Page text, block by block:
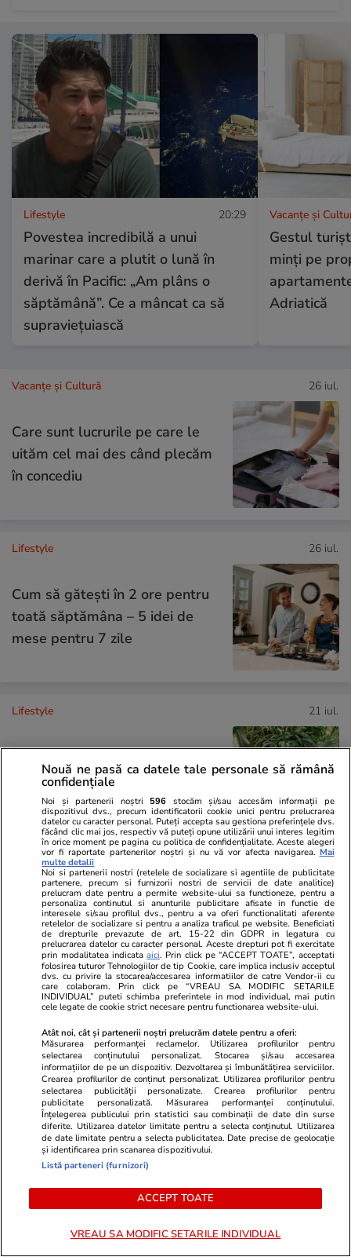
Lifestyle 20:29
Povestea incredibilă a unui
marinar care a plutit o lună în
derivă în Pacific: „Am plâns o
săptămână”. Ce a mâncat ca să
supraviețuiască
Vacanțe și
Gestul
minți pe
Adriatică
Vacanțe și Cultură 26 iul.
Care sunt lucrurile pe care le
uităm cel mai des când plecăm
în concediu
Lifestyle 26 iul.
Cum să gătești în 2 ore pentru
toată săptămâna – 5 idei de
mese pentru 7 zile
Lifestyle 21 iul.
caniculă: când, cât şi cum udăm
plantele
Lifestyle 15 iul.
Combinaţii răcoritoare de apă
cu fructe şi plante aromatice
pentru vară
Știri România
Atenție la SMS-urile cu taxe de
parcare false: noua fraudă
folosește frica de penalități ca
să-ți fure datele
Cernavodă, oprit din lipsă de
Nouă ne pasă ca datele tale personale să rămână
confidențiale
Noi și partenerii noștri 596 stocăm și/sau accesăm informații pe
dispozitivul dvs., precum identificatorii cookie unici pentru prelucrarea
datelor cu caracter personal. Puteți accepta sau gestiona preferințele dvs.
făcând clic mai jos, respectiv vă puteți opune utilizării unui interes legitim
în orice moment pe pagina cu politica de confidențialitate. Aceste alegeri
vor fi raportate partenerilor noștri și nu vă vor afecta navigarea. Mai
multe detalii
Noi si partenerii nostri (retelele de socializare si agentiile de publicitate
partenere, precum si furnizorii nostri de servicii de date analitice)
prelucram date pentru a permite website-ului sa functioneze, pentru a
personaliza continutul si anunturile publicitare afisate in functie de
interesele si/sau profilul dvs., pentru a va oferi functionalitati aferente
retelelor de socializare si pentru a analiza traficul pe website. Beneficiati
de drepturile prevazute de art. 15-22 din GDPR in legatura cu
prelucrarea datelor cu caracter personal. Aceste drepturi pot fi exercitate
prin modalitatea indicataaici. Prin click pe “ACCEPT TOATE”, acceptati
folosirea tuturor Tehnologiilor de tip Cookie, care implica inclusiv acceptul
dvs. cu privire la stocarea/accesarea informatiilor de catre Vendor-ii cu
care colaboram. Prin click pe “VREAU SA MODIFIC SETARILE
INDIVIDUAL” puteti schimba preferintele in mod individual, mai putin
cele legate de cookie strict necesare pentru functionarea website-ului.
Atât noi, cât și partenerii noștri prelucrăm datele pentru a oferi:
Măsurarea performanței reclamelor. Utilizarea profilurilor pentru
selectarea conținutului personalizat. Stocarea și/sau accesarea
informațiilor de pe un dispozitiv. Dezvoltarea și îmbunătățirea serviciilor.
Crearea profilurilor de conținut personalizat. Utilizarea profilurilor pentru
selectarea publicității personalizate. Crearea profilurilor pentru
publicitate personalizată. Măsurarea performanței conținutului.
Înțelegerea publicului prin statistici sau combinații de date din surse
diferite. Utilizarea datelor limitate pentru a selecta conținutul. Utilizarea
de date limitate pentru a selecta publicitatea. Date precise de geolocație
și identificarea prin scanarea dispozitivului.
Listă parteneri (furnizori)
ACCEPT TOATE
VREAU SA MODIFIC SETARILE INDIVIDUAL